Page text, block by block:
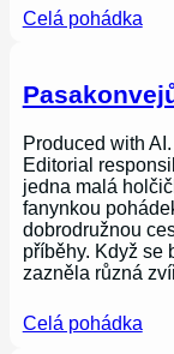
Celá pohádka
Produced with
Editorial
jedna malá
fanynkou
dobrodružnou
příběhy. Když se
zazněla různá
Celá pohádka